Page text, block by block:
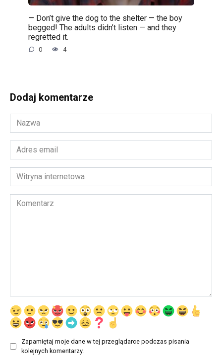
— Don’t give the dog to the shelter — the boy
begged! The adults didn’t listen — and they
regretted it.
0 4
Dodaj komentarze
Nazwa
*
Adres
email
*Witryna
internetowa
Komentarz
Zapamiętaj moje dane w tej przeglądarce podczas pisania
kolejnych komentarzy.